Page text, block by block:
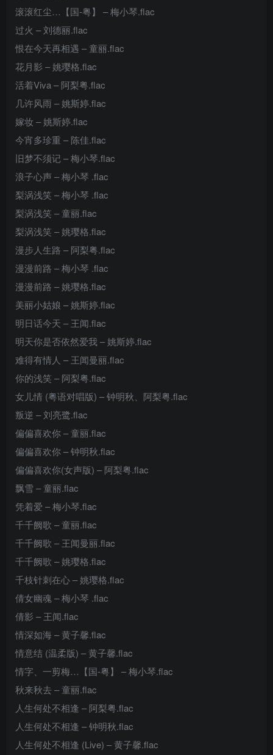
滚滚红尘…【国-粤】 – 梅小琴.flac
过火 – 刘德丽.flac
恨在今天再相遇 – 童丽.flac
花月影 – 姚璎格.flac
活着Viva – 阿梨粤.flac
几许风雨 – 姚斯婷.flac
嫁妆 – 姚斯婷.flac
今宵多珍重 – 陈佳.flac
旧梦不须记 – 梅小琴.flac
浪子心声 – 梅小琴 .flac
梨涡浅笑 – 梅小琴 .flac
梨涡浅笑 – 童丽.flac
梨涡浅笑 – 姚璎格.flac
漫步人生路 – 阿梨粤.flac
漫漫前路 – 梅小琴 .flac
漫漫前路 – 姚璎格.flac
美丽小姑娘 – 姚斯婷.flac
明日话今天 – 王闻.flac
明天你是否依然爱我 – 姚斯婷.flac
难得有情人 – 王闻曼丽.flac
你的浅笑 – 阿梨粤.flac
女儿情 (粤语对唱版) – 钟明秋、阿梨粤.flac
叛逆 – 刘亮鹭.flac
偏偏喜欢你 – 童丽.flac
偏偏喜欢你 – 钟明秋.flac
偏偏喜欢你(女声版) – 阿梨粤.flac
飘雪 – 童丽.flac
凭着爱 – 梅小琴.flac
千千阙歌 – 童丽.flac
千千阙歌 – 王闻曼丽.flac
千千阙歌 – 姚璎格.flac
千枝针刺在心 – 姚璎格.flac
倩女幽魂 – 梅小琴 .flac
倩影 – 王闻.flac
情深如海 – 黄子馨.flac
情意结 (温柔版) – 黄子馨.flac
情字、一剪梅…【国-粤】 – 梅小琴.flac
秋来秋去 – 童丽.flac
人生何处不相逢 – 阿梨粤.flac
人生何处不相逢 – 钟明秋.flac
人生何处不相逢 (Live) – 黄子馨.flac